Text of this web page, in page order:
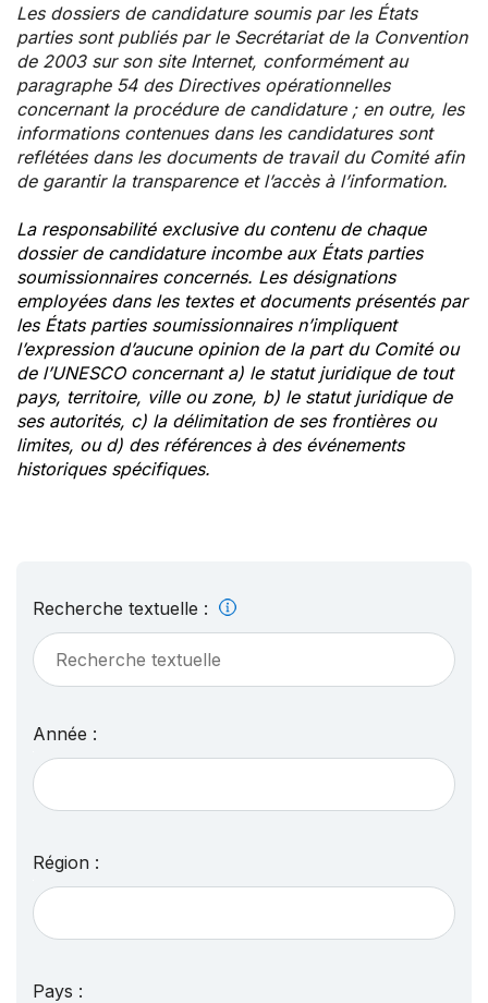
Les dossiers de candidature soumis par les États
parties sont publiés par le Secrétariat de la Convention
de 2003 sur son site Internet, conformément au
paragraphe 54 des Directives opérationnelles
concernant la procédure de candidature ; en outre, les
informations contenues dans les candidatures sont
reflétées dans les documents de travail du Comité afin
de garantir la transparence et l’accès à l’information.
La responsabilité exclusive du contenu de chaque
dossier de candidature incombe aux États parties
soumissionnaires concernés. Les désignations
employées dans les textes et documents présentés par
les États parties soumissionnaires n’impliquent
l’expression d’aucune opinion de la part du Comité ou
de l’UNESCO concernant a) le statut juridique de tout
pays, territoire, ville ou zone, b) le statut juridique de
ses autorités, c) la délimitation de ses frontières ou
limites, ou d) des références à des événements
historiques spécifiques.
Recherche textuelle :
Année :
Région :
Pays :